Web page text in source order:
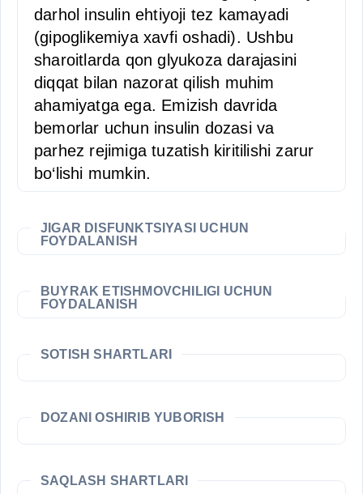
darhol insulin ehtiyoji tez kamayadi
(gipoglikemiya xavfi oshadi). Ushbu
sharoitlarda qon glyukoza darajasini
diqqat bilan nazorat qilish muhim
ahamiyatga ega. Emizish davrida
bemorlar uchun insulin dozasi va
parhez rejimiga tuzatish kiritilishi zarur
bo‘lishi mumkin.
JIGAR DISFUNKTSIYASI UCHUN
FOYDALANISH
BUYRAK ETISHMOVCHILIGI UCHUN
FOYDALANISH
SOTISH SHARTLARI
DOZANI OSHIRIB YUBORISH
SAQLASH SHARTLARI